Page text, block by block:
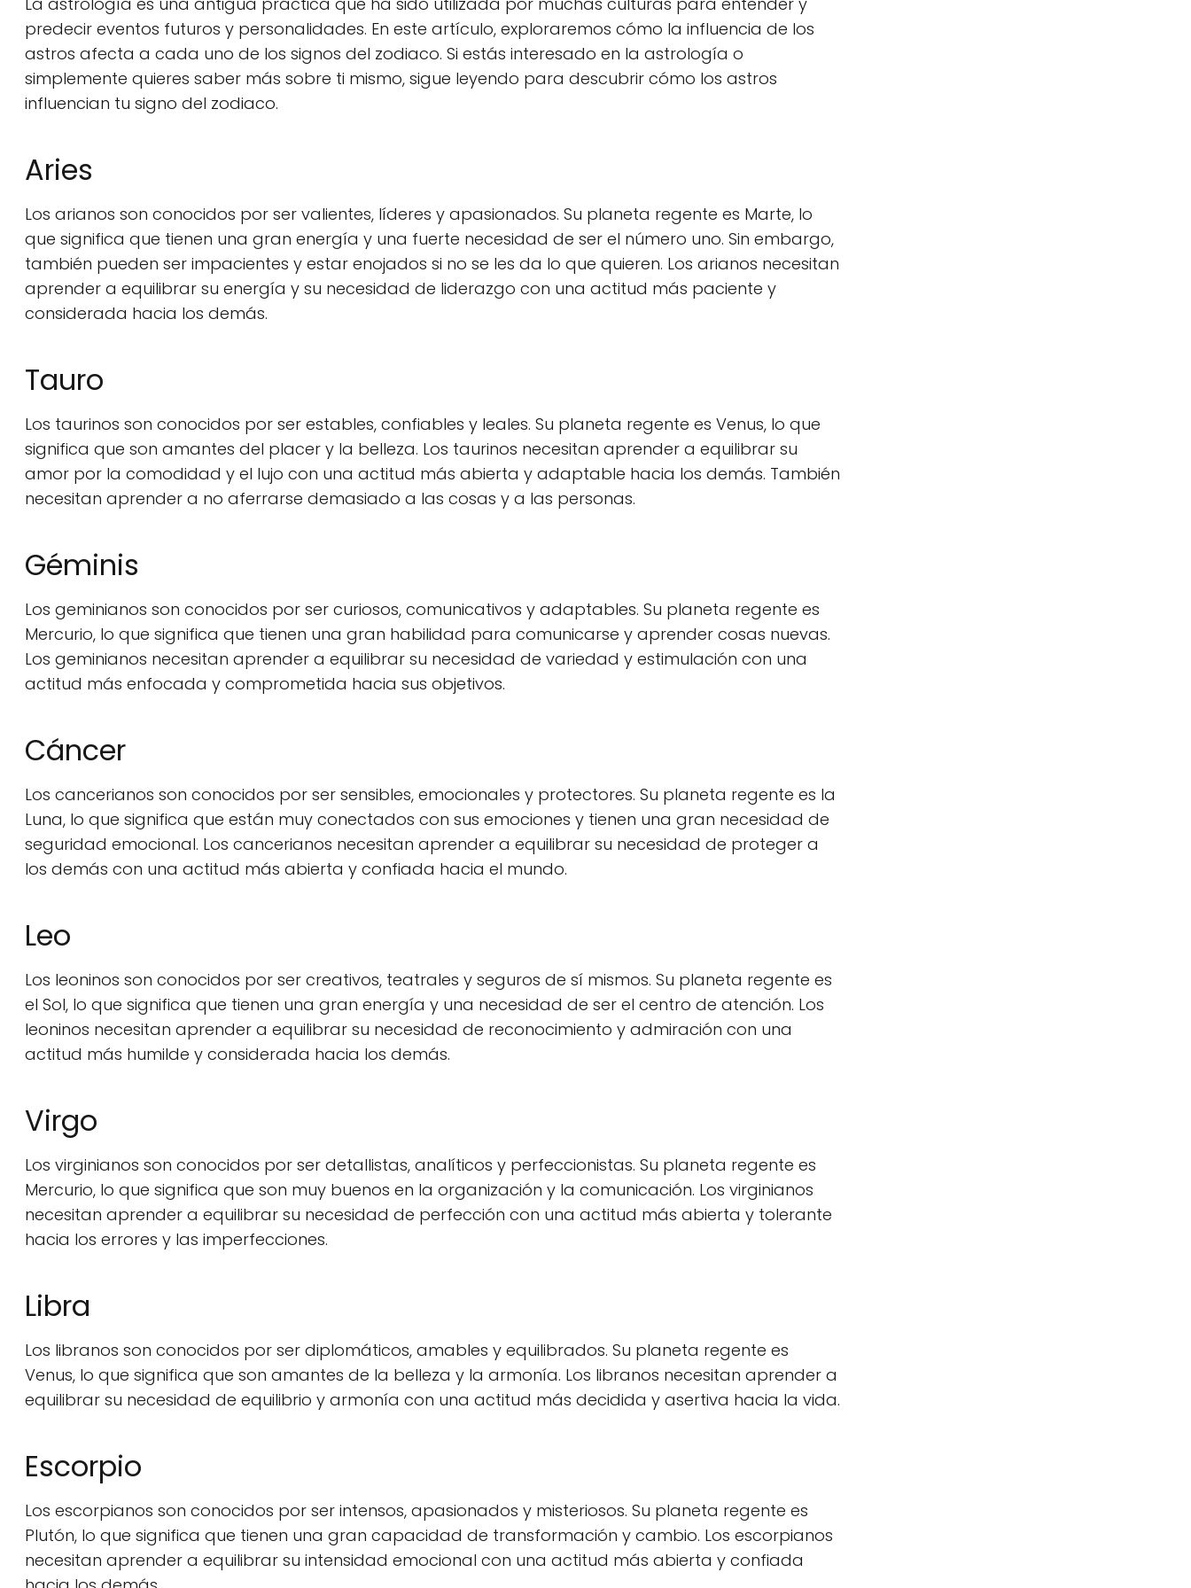
predecir eventos futuros y personalidades. En este artículo, exploraremos cómo la influencia de los
astros afecta a cada uno de los signos del zodiaco. Si estás interesado en la astrología o
simplemente quieres saber más sobre ti mismo, sigue leyendo para descubrir cómo los astros
influencian tu signo del zodiaco.
Aries
Los arianos son conocidos por ser valientes, líderes y apasionados. Su planeta regente es Marte, lo
que significa que tienen una gran energía y una fuerte necesidad de ser el número uno. Sin embargo,
también pueden ser impacientes y estar enojados si no se les da lo que quieren. Los arianos necesitan
aprender a equilibrar su energía y su necesidad de liderazgo con una actitud más paciente y
considerada hacia los demás.
Tauro
Los taurinos son conocidos por ser estables, confiables y leales. Su planeta regente es Venus, lo que
significa que son amantes del placer y la belleza. Los taurinos necesitan aprender a equilibrar su
amor por la comodidad y el lujo con una actitud más abierta y adaptable hacia los demás. También
necesitan aprender a no aferrarse demasiado a las cosas y a las personas.
Géminis
Los geminianos son conocidos por ser curiosos, comunicativos y adaptables. Su planeta regente es
Mercurio, lo que significa que tienen una gran habilidad para comunicarse y aprender cosas nuevas.
Los geminianos necesitan aprender a equilibrar su necesidad de variedad y estimulación con una
actitud más enfocada y comprometida hacia sus objetivos.
Cáncer
Los cancerianos son conocidos por ser sensibles, emocionales y protectores. Su planeta regente es la
Luna, lo que significa que están muy conectados con sus emociones y tienen una gran necesidad de
seguridad emocional. Los cancerianos necesitan aprender a equilibrar su necesidad de proteger a
los demás con una actitud más abierta y confiada hacia el mundo.
Leo
Los leoninos son conocidos por ser creativos, teatrales y seguros de sí mismos. Su planeta regente es
el Sol, lo que significa que tienen una gran energía y una necesidad de ser el centro de atención. Los
leoninos necesitan aprender a equilibrar su necesidad de reconocimiento y admiración con una
actitud más humilde y considerada hacia los demás.
Virgo
Los virginianos son conocidos por ser detallistas, analíticos y perfeccionistas. Su planeta regente es
Mercurio, lo que significa que son muy buenos en la organización y la comunicación. Los virginianos
necesitan aprender a equilibrar su necesidad de perfección con una actitud más abierta y tolerante
hacia los errores y las imperfecciones.
Libra
Los libranos son conocidos por ser diplomáticos, amables y equilibrados. Su planeta regente es
Venus, lo que significa que son amantes de la belleza y la armonía. Los libranos necesitan aprender a
equilibrar su necesidad de equilibrio y armonía con una actitud más decidida y asertiva hacia la vida.
Escorpio
Los escorpianos son conocidos por ser intensos, apasionados y misteriosos. Su planeta regente es
Plutón, lo que significa que tienen una gran capacidad de transformación y cambio. Los escorpianos
necesitan aprender a equilibrar su intensidad emocional con una actitud más abierta y confiada